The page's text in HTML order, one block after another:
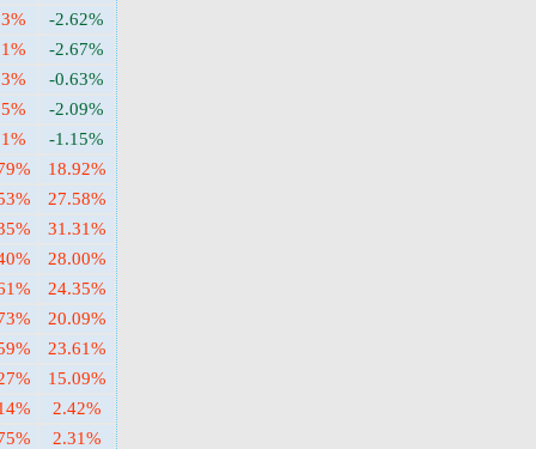
-2.62%
-2.67%
-0.63%
-2.09%
-1.15%
18.92%
27.58%
31.31%
28.00%
24.35%
20.09%
23.61%
15.09%
2.42%
2.31%